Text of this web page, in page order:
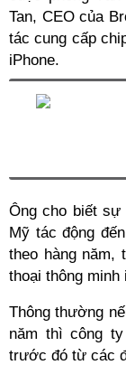
Tan, CEO của
tác cung cấp
iPhone.
Ông cho biết sự
Mỹ tác động
theo hàng năm,
thoại thông minh
Thông thường
năm thì công
trước đó từ các